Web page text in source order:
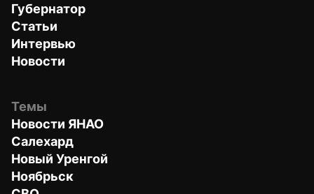
Губернатор
Статьи
Интервью
Новости
Темы
Новости ЯНАО
Салехард
Новый Уренгой
Ноябрьск